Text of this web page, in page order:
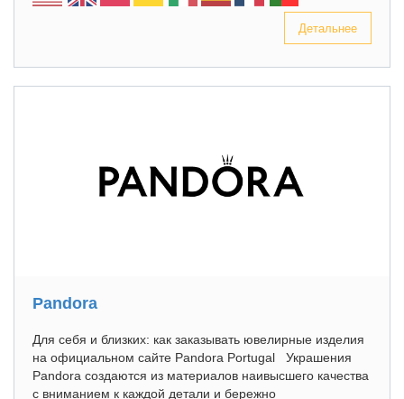
Детальнее
Pandora
Для себя и близких: как заказывать ювелирные изделия
на официальном сайте Pandora Portugal Украшения
Pandora создаются из материалов наивысшего качества
с вниманием к каждой детали и бережно